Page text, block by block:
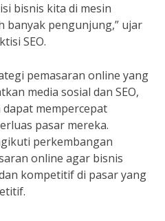
bisnis kita di mesin
banyak pengunjung,” ujar
SEO.
pemasaran online yang
media sosial dan SEO,
mempercepat
pasar mereka.
perkembangan
online agar bisnis
kompetitif di pasar yang